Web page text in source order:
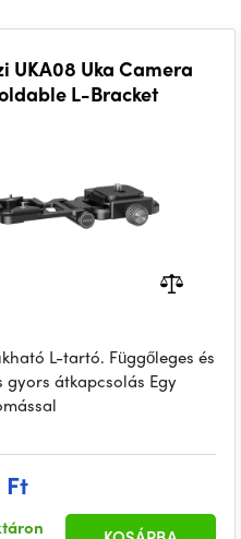
UKA08 Uka Camera
L-Bracket
L-tartó. Függőleges és
gyors átkapcsolás Egy
Ft